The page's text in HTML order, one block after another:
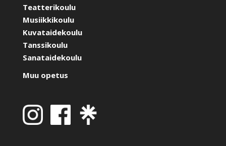
Teatterikoulu
Musiikkikoulu
Kuvataidekoulu
Tanssikoulu
Sanataidekoulu
Muu opetus